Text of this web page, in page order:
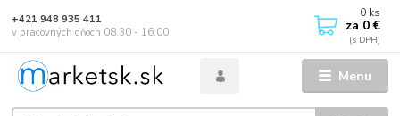
Menu
+421 948 935 411
v pracovných dňoch 08.30 - 16.00
0 ks
za 0 €